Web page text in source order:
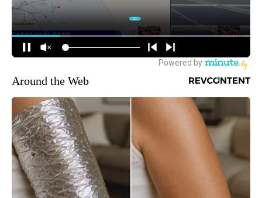
Around the Web